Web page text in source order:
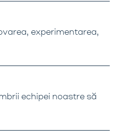
experimentarea,
echipei noastre să